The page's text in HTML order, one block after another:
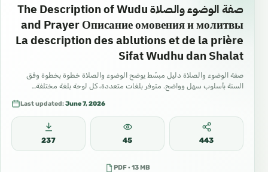
صفة الوضوء والصلاة The Description of Wudu
and Prayer Описание омовения и молитвы
La description des ablutions et de la prière
Sifat Wudhu dan Shalat
صفة الوضوء والصلاة دليل مبسّط يوضح الوضوء والصلاة خطوة بخطوة وفق
السنة بأسلوب سهل وواضح. متوفر بلغات متعددة، كل لوحة بلغة مختلفة…
Last updated:June 7, 2026
237 45 443
PDF · 13 MB